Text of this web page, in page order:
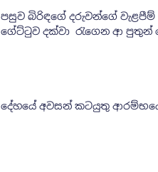
පසුව බිරිඳගේ දරුවන්ගේ
ගේට්ටුව දක්වා රැගෙන ආ පුතුන්
දේහයේ අවසන් කටයුතු